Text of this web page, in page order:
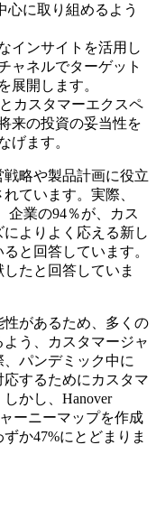
心に取り組めるよう
インサイトを活用し
ャネルでターゲット
展開します。
カスタマーエクスペ
来の投資の妥当性を
げます。
略や製品計画に役立
ています。実際、
企業の94％が、カス
よりよく応える新し
と回答しています。
たと回答していま
があるため、多くの
う、カスタマージャ
パンデミック中に
するためにカスタマ
かし、Hanover
ーニーマップを作成
か47%にとどまりま